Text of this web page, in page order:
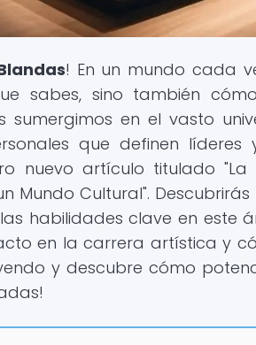
! En un mundo cada
sabes, sino también
sumergimos en el vasto
que definen líderes
nuevo artículo titulado "La
Mundo Cultural".
habilidades clave en este
en la carrera artística y
y descubre cómo